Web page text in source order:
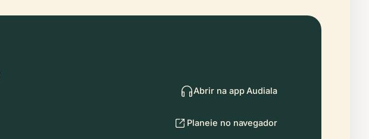
Abrir na app Audiala
Planeie no navegador